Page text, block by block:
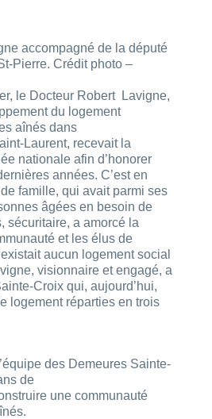
accompagné de la député
Pierre. Crédit photo –
le Docteur Robert Lavigne,
du logement
aînés dans
Laurent, recevait la
nationale afin d’honorer
années. C’est en
famille, qui avait parmi ses
âgées en besoin de
sécuritaire, a amorcé la
et les élus de
aucun logement social
visionnaire et engagé, a
Croix qui, aujourd’hui,
logement réparties en trois
des Demeures Sainte-
de
une communauté